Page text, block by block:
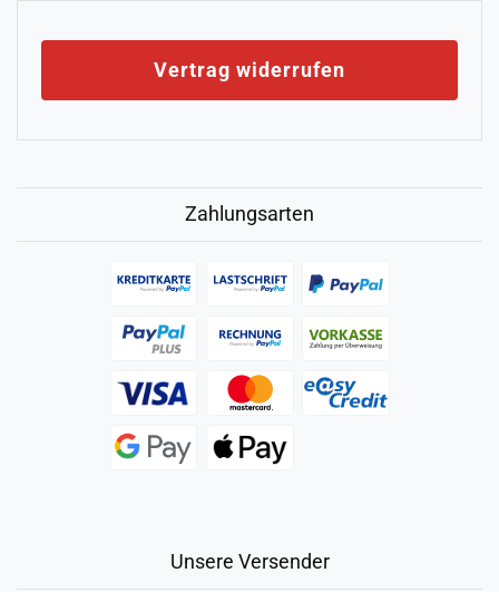
Vertrag widerrufen
Zahlungsarten
Unsere Versender